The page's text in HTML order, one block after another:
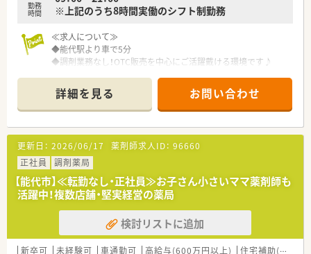
勤務
時間
※上記のうち8時間実働のシフト制勤務
≪求人について≫
◆能代駅より車で5分
◆調剤業務なし！OTC販売を中心にご活躍戴ける環境です♪
お気軽にお問合せください◎
＼企業について／
・全国に店舗展開している大手ドラッグストアチェーンです。
・OTC販売を中心にご活躍の場を作りたい方にオススメです。
・薬のこと、健康のこと、何かあればいつでも相談にのれる街の
健康拠点を推進しています。
・ナショナル社員＝全国、広域エリア社員＝エリア内の転勤あ
り、狭域エリア社員＝自宅から通勤圏内のみ。様々な社員区分が
あり勤務地域を選択できます。
【女性活躍推進・子育てサポート企業】
・「3つ星のえるぼしマーク」と「プラチナくるみんマーク」の双方
の認定を受けています！
詳細を見る お問い合わせ
更新日： 2026/06/17 薬剤師求人ID： 96660
正社員
調剤薬局
【能代市】≪転勤なし・正社員≫お子さん小さいママ薬剤師も
活躍中！複数店舗・堅実経営の薬局
検討リストに追加
新卒可 未経験可 車通勤可 高給与(600万円以上) 住宅補助(手当)あり